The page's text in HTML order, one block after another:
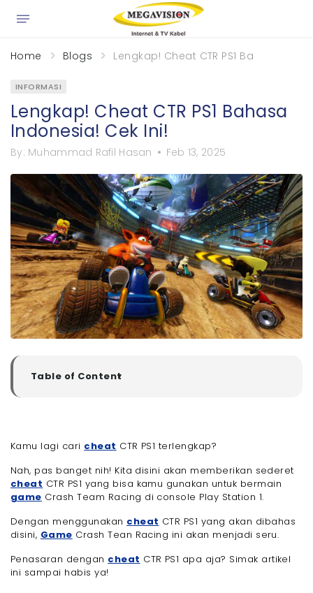
Home Blogs Lengkap! Cheat CTR PS1 Bahasa
INFORMASI
Lengkap! Cheat CTR PS1 Bahasa
Indonesia! Cek Ini!
By: Muhammad Rafil Hasan Feb 13, 2025
Table of Content
▼
- 2. Cheat CTR PS1 Untuk Membuka Karakter yang
- 3. Cheat CTR PS1 Untuk Membuka Track dan
Arena yang Terkunci
- 4. Cheat CTR PS1 Untuk Membuka Fitur Rahasia
- Bagaimana Cara Mengaplikasikan Cheat CTR PS
1?
- 2. Gunakan Kombinasi Tombol di Controller
Kamu lagi cari cheat CTR PS1 terlengkap?
Nah, pas banget nih! Kita disini akan memberikan sederet
cheat CTR PS1 yang bisa kamu gunakan untuk bermain
game Crash Team Racing di console Play Station 1.
Dengan menggunakan cheat CTR PS1 yang akan dibahas
disini, Game Crash Tean Racing ini akan menjadi seru.
Penasaran dengan cheat CTR PS1 apa aja? Simak artikel
ini sampai habis ya!